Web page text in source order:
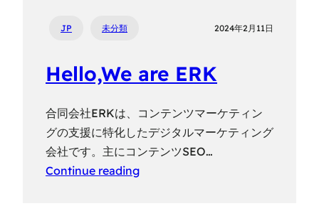
JP 未分類 2024年2月11日
Hello,We are ERK
合同会社ERKは、コンテンツマーケティン
グの支援に特化したデジタルマーケティング
会社です。主にコンテンツSEO…
Continue reading